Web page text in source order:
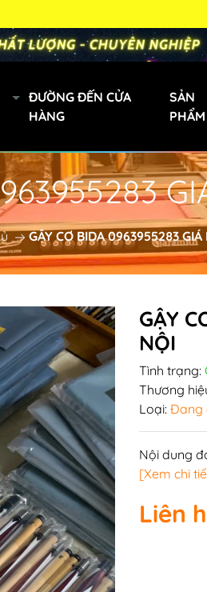
ĐƯỜNG ĐẾN CỬA
HÀNG
SẢN
PHẨM
Gậy bi a xách tay
Cơ Bida Predator
Gậy Fury
Bàn bi lắc văn
Phụ kiện bàn bi lắc
Bàn bi lắc gia đình
Bàn bi lắc mini
Bàn bi lắc cũ
GẬY CƠ BIDA 0963955283
GẬY
NỘI
Tình trạng:
Thương
Loại: Đang
Nội dung
[Xem chi
Liên